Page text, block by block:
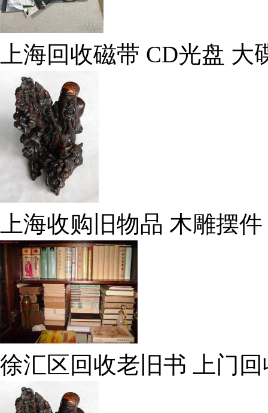
上海回收磁带 CD光盘 大
上海收购旧物品 木雕摆
徐汇区回收老旧书 上门